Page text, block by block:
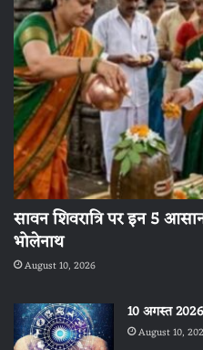
सावन शिवरात्रि पर इन 5
भोलेनाथ
August 10, 2026
10 अगस्त
August 10,